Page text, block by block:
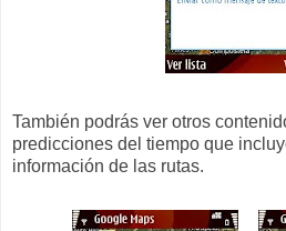
También podrás ver otros
predicciones del tiempo que
información de las rutas.